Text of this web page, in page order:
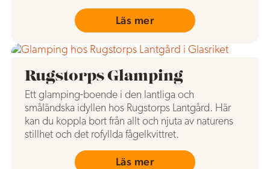
Läs mer
Rugstorps Glamping
Ett glamping-boende i den lantliga och
småländska idyllen hos Rugstorps Lantgård. Här
kan du koppla bort från allt och njuta av naturens
stillhet och det rofyllda fågelkvittret.
Läs mer